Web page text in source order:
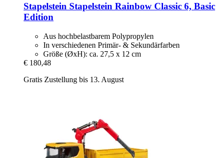
Stapelstein Stapelstein Rainbow Classic 6, Basic
Edition
Aus hochbelastbarem Polypropylen
In verschiedenen Primär- & Sekundärfarben
Größe (ØxH): ca. 27,5 x 12 cm
€ 180,48
Gratis Zustellung bis 13. August